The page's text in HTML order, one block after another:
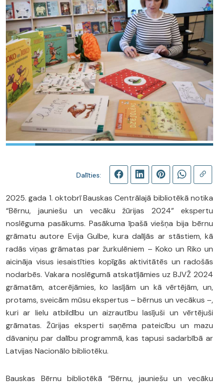
Dalīties:
2025. gada 1. oktobrī Bauskas Centrālajā bibliotēkā notika
“Bērnu, jauniešu un vecāku žūrijas 2024” ekspertu
noslēguma pasākums. Pasākuma īpašā viešņa bija bērnu
grāmatu autore Evija Gulbe, kura dalījās ar stāstiem, kā
radās viņas grāmatas par žurkulēniem – Koko un Riko un
aicināja visus iesaistīties kopīgās aktivitātēs un radošās
nodarbēs. Vakara noslēgumā atskatījāmies uz BJVŽ 2024
grāmatām, atcerējāmies, ko lasījām un kā vērtējām, un,
protams, sveicām mūsu ekspertus – bērnus un vecākus –,
kuri ar lielu atbildību un aizrautību lasījuši un vērtējuši
grāmatas. Žūrijas eksperti saņēma pateicību un mazu
dāvaniņu par dalību programmā, kas tapusi sadarbībā ar
Latvijas Nacionālo bibliotēku.
Bauskas Bērnu bibliotēkā “Bērnu, jauniešu un vecāku